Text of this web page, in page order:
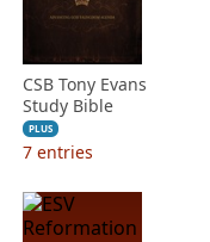
CSB Tony Evans
Study Bible
PLUS
7 entries